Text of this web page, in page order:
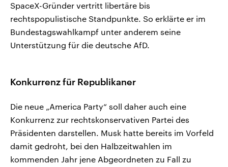
SpaceX-Gründer vertritt libertäre bis
rechtspopulistische Standpunkte. So erklärte er im
Bundestagswahlkampf unter anderem seine
Unterstützung für die deutsche AfD.
Konkurrenz für Republikaner
Die neue „America Party“ soll daher auch eine
Konkurrenz zur rechtskonservativen Partei des
Präsidenten darstellen. Musk hatte bereits im Vorfeld
damit gedroht, bei den Halbzeitwahlen im
kommenden Jahr jene Abgeordneten zu Fall zu